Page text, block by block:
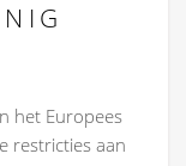
het Europees
restricties aan